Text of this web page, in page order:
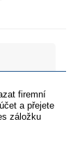
firemní
a přejete
záložku